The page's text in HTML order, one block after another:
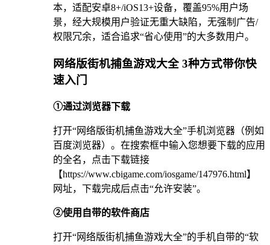
本，适配安卓8+/iOS13+设备，覆盖95%用户场
景，经大规模用户验证无重大缺陷，无强制广告/
权限冗余，适合追求“省心使用”的大多数用户。
网络版街机捕鱼游戏大全 3种方式带你快
速入门
①通过浏览器下载
打开“网络版街机捕鱼游戏大全”手机浏览器（例如
百度浏览器）。在搜索框中输入您想要下载的应用
的全名，点击下载链接
【https://www.cbigame.com/iosgame/147976.html】
网址，下载完成后点击“允许安装”。
②使用自带的软件商店
打开“网络版街机捕鱼游戏大全”的手机自带的“软